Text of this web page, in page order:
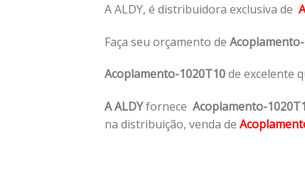
A ALDY, é distribuidora exclusiva de
Faça seu orçamento de
Acoplamento-1020T10de excelente
A ALDYfornece Acoplamento-
na distribuição, venda de